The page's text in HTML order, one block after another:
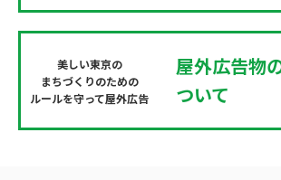
美しい東京の
まちづくりのための
ルールを守って屋外広告
屋外広告物
ついて